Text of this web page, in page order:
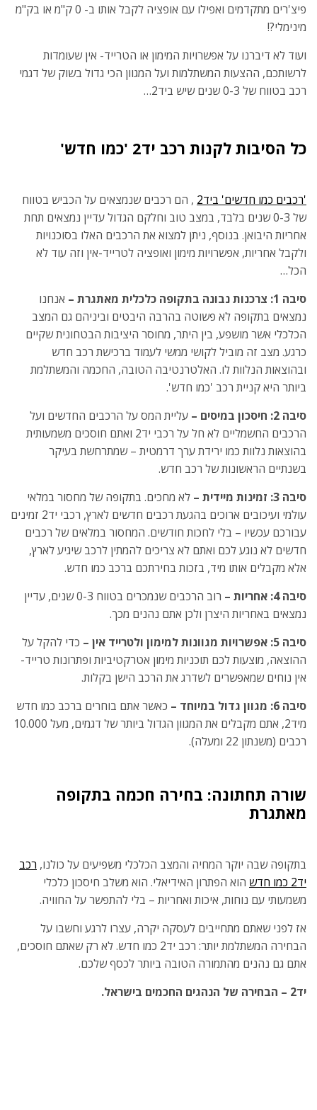
פיצ'רים מתקדמים ואפילו עם אופציה לקבל אותו ב- 0 ק"מ או בק"מ
מינימלי?!
ועוד לא דיברנו על אפשרויות המימון או הטרייד- אין שעומדות
לרשותכם, ההצעות המשתלמות ועל המגוון הכי גדול בשוק של דגמי
רכב בטווח של 0-3 שנים שיש ביד2…
כל הסיבות לקנות רכב יד2 'כמו חדש'
'רכבים כמו חדשים' ביד2
, הם רכבים שנמצאים על הכביש בטווח
של 0-3 שנים בלבד, במצב טוב וחלקם הגדול עדיין נמצאים תחת
אחריות היבואן. בנוסף, ניתן למצוא את הרכבים האלו בסוכנויות
ולקבל אחריות, אפשרויות מימון ואופציה לטרייד-אין וזה עוד לא
הכל…
סיבה 1: צרכנות נבונה בתקופה כלכלית מאתגרת –
אנחנו
נמצאים בתקופה לא פשוטה בהרבה היבטים וביניהם גם המצב
הכלכלי אשר מושפע, בין היתר, מחוסר היציבות הבטחונית שקיים
כרגע. מצב זה מוביל לקושי ממשי לעמוד ברכישת רכב חדש
ובהוצאות הנלוות לו. האלטרנטיבה הטובה, החכמה והמשתלמת
ביותר היא קניית רכב 'כמו חדש'.
סיבה 2: חיסכון במיסים –
עליית המס על הרכבים החדשים ועל
הרכבים החשמליים לא חל על רכבי יד2 ואתם חוסכים משמעותית
בהוצאות נלוות כמו ירידת ערך דרמטית – שמתרחשת בעיקר
בשנתיים הראשונות של רכב חדש.
סיבה 3: זמינות מיידית –
לא מחכים. בתקופה של מחסור במלאי
עולמי ועיכובים ארוכים בהגעת רכבים חדשים לארץ, רכבי יד2 זמינים
עבורכם עכשיו – בלי לחכות חודשים. המחסור במלאים של רכבים
חדשים לא נוגע לכם ואתם לא צריכים להמתין לרכב שיגיע לארץ,
אלא מקבלים אותו מיד, בזכות בחירתכם ברכב כמו חדש.
סיבה 4: אחריות –
רוב הרכבים שנמכרים בטווח 0-3 שנים, עדיין
נמצאים באחריות היצרן ולכן אתם נהנים מכך.
סיבה 5: אפשרויות מגוונות למימון ולטרייד אין –
כדי להקל על
ההוצאה, מוצעות לכם תוכניות מימון אטרקטיביות ופתרונות טרייד-
אין נוחים שמאפשרים לשדרג את הרכב הישן בקלות.
סיבה 6: מגוון גדול במיוחד –
כאשר אתם בוחרים ברכב כמו חדש
מיד2, אתם מקבלים את המגוון הגדול ביותר של דגמים, מעל 10.000
רכבים (משנתון 22 ומעלה).
שורה תחתונה: בחירה חכמה בתקופה
מאתגרת
בתקופה שבה יוקר המחיה והמצב הכלכלי משפיעים על כולנו, רכב
יד2 כמו חדש
הוא הפתרון האידיאלי. הוא משלב חיסכון כלכלי
משמעותי עם נוחות, איכות ואחריות – בלי להתפשר על החוויה.
אז לפני שאתם מתחייבים לעסקה יקרה, עצרו לרגע וחשבו על
הבחירה המשתלמת יותר: רכב יד2 כמו חדש. לא רק שאתם חוסכים,
אתם גם נהנים מהתמורה הטובה ביותר לכסף שלכם.
יד2 – הבחירה של הנהגים החכמים בישראל.